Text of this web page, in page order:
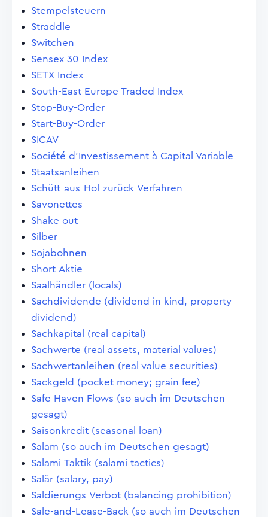
Stempelsteuern
Straddle
Switchen
Sensex 30-Index
SETX-Index
South-East Europe Traded Index
Stop-Buy-Order
Start-Buy-Order
SICAV
Société d'Investissement à Capital Variable
Staatsanleihen
Schütt-aus-Hol-zurück-Verfahren
Savonettes
Shake out
Silber
Sojabohnen
Short-Aktie
Saalhändler (locals)
Sachdividende (dividend in kind, property
dividend)
Sachkapital (real capital)
Sachwerte (real assets, material values)
Sachwertanleihen (real value securities)
Sackgeld (pocket money; grain fee)
Safe Haven Flows (so auch im Deutschen
gesagt)
Saisonkredit (seasonal loan)
Salam (so auch im Deutschen gesagt)
Salami-Taktik (salami tactics)
Salär (salary, pay)
Saldierungs-Verbot (balancing prohibition)
Sale-and-Lease-Back (so auch im Deutschen